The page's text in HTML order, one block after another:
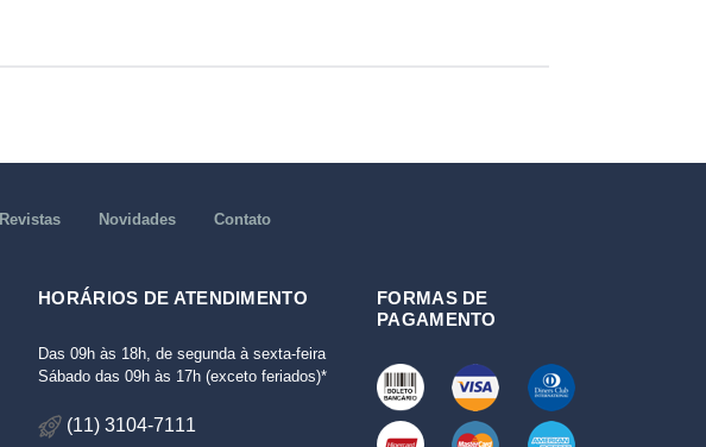
Revistas Novidades Contato
HORÁRIOS DE ATENDIMENTO
Das 09h às 18h, de segunda à sexta-feira
Sábado das 09h às 17h (exceto feriados)*
(11) 3104-7111
FORMAS DE
PAGAMENTO